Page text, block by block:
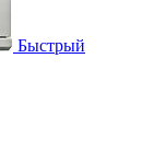
Быстрый